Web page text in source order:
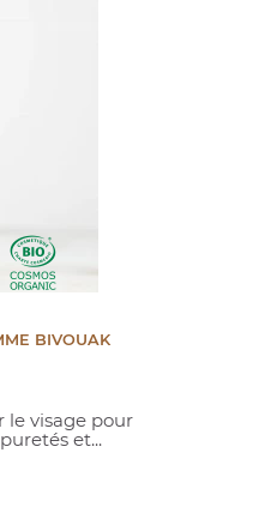
BIVOUAK
le visage pour
et...